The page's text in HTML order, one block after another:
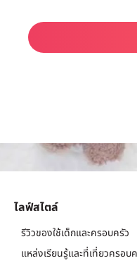
ไลฟ์สไตล์
รีวิวของใช้เด็กและครอบครัว
แหล่งเรียนรู้และที่เที่ยวครอบ